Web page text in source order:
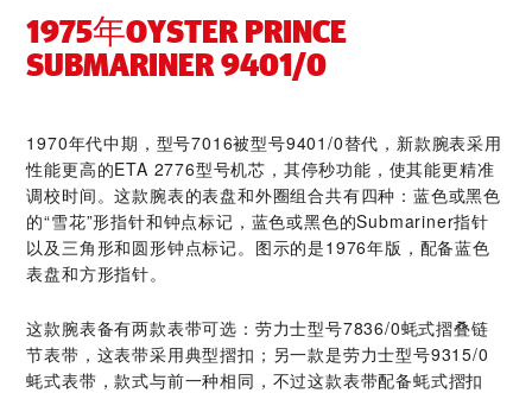
1975年OYSTER PRINCE
SUBMARINER 9401/0
1970年代中期，型号7016被型号9401/0替代，新款腕表采用
性能更高的ETA 2776型号机芯，其停秒功能，使其能更精准
调校时间。这款腕表的表盘和外圈组合共有四种：蓝色或黑色
的“雪花”形指针和钟点标记，蓝色或黑色的Submariner指针
以及三角形和圆形钟点标记。图示的是1976年版，配备蓝色
表盘和方形指针。
这款腕表备有两款表带可选：劳力士型号7836/0蚝式摺叠链
节表带，这表带采用典型摺扣；另一款是劳力士型号9315/0
蚝式表带，款式与前一种相同，不过这款表带配备蚝式摺扣